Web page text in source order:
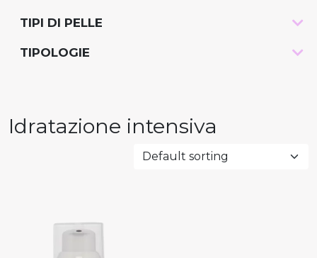
TIPI DI PELLE -
TIPOLOGIE -
Idratazione intensiva